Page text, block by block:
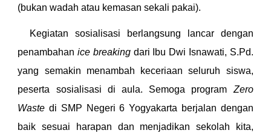
(bukan wadah atau kemasan sekali pakai).
Kegiatan sosialisasi berlangsung lancar dengan
penambahanice breaking dari Ibu Dwi Isnawati, S.Pd.
yang semakin menambah keceriaan seluruh siswa,
peserta sosialisasi di aula. Semoga program Zero
Waste di SMP Negeri 6 Yogyakarta berjalan dengan
baik sesuai harapan dan menjadikan sekolah kita,